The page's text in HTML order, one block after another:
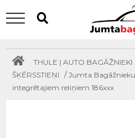
THULE | AUTO BAGĀŽNIEKI
ŠĶĒRSSTIEŅI /Jumta
integrētajiem reliņiem 186xxx